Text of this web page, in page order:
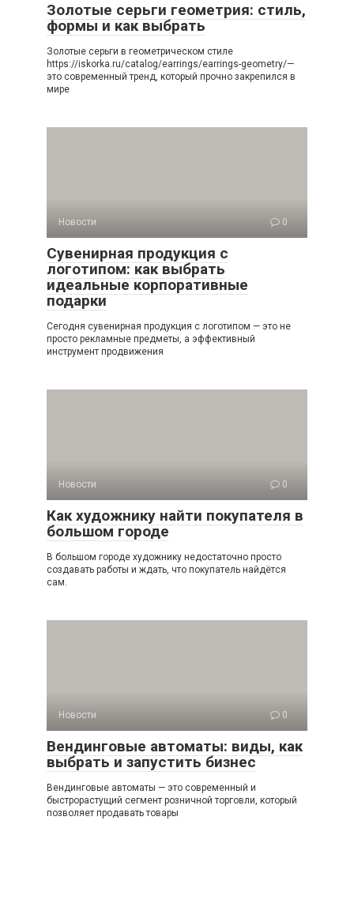
Золотые серьги геометрия: стиль,
формы и как выбрать
Золотые серьги в геометрическом стиле
https://iskorka.ru/catalog/earrings/earrings-geometry/—
это современный тренд, который прочно закрепился в
мире
Новости 0
Сувенирная продукция с
логотипом: как выбрать
идеальные корпоративные
подарки
Сегодня сувенирная продукция с логотипом — это не
просто рекламные предметы, а эффективный
инструмент продвижения
Новости 0
Как художнику найти покупателя в
большом городе
В большом городе художнику недостаточно просто
создавать работы и ждать, что покупатель найдётся
сам.
Новости 0
Вендинговые автоматы: виды, как
выбрать и запустить бизнес
Вендинговые автоматы — это современный и
быстрорастущий сегмент розничной торговли, который
позволяет продавать товары